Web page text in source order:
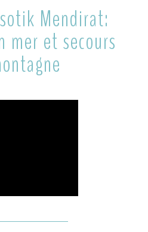
Mendirat:
mer et secours